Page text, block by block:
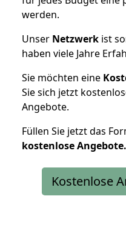
werden.
Unser Netzwerk ist
haben viele Jahre
Sie möchten eine
Sie sich jetzt
Angebote.
Füllen Sie jetzt das
kostenloseAngebote.
Kostenlose